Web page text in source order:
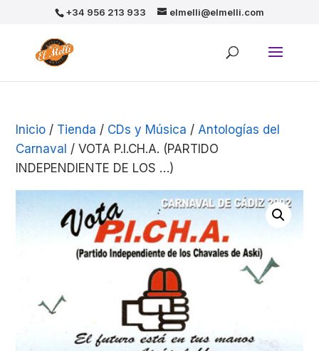
+34 956 213 933 elmelli@elmelli.com
Inicio / Tienda / CDs y Música / Antologías del
Carnaval / VOTA P.I.CH.A. (PARTIDO
INDEPENDIENTE DE LOS …)